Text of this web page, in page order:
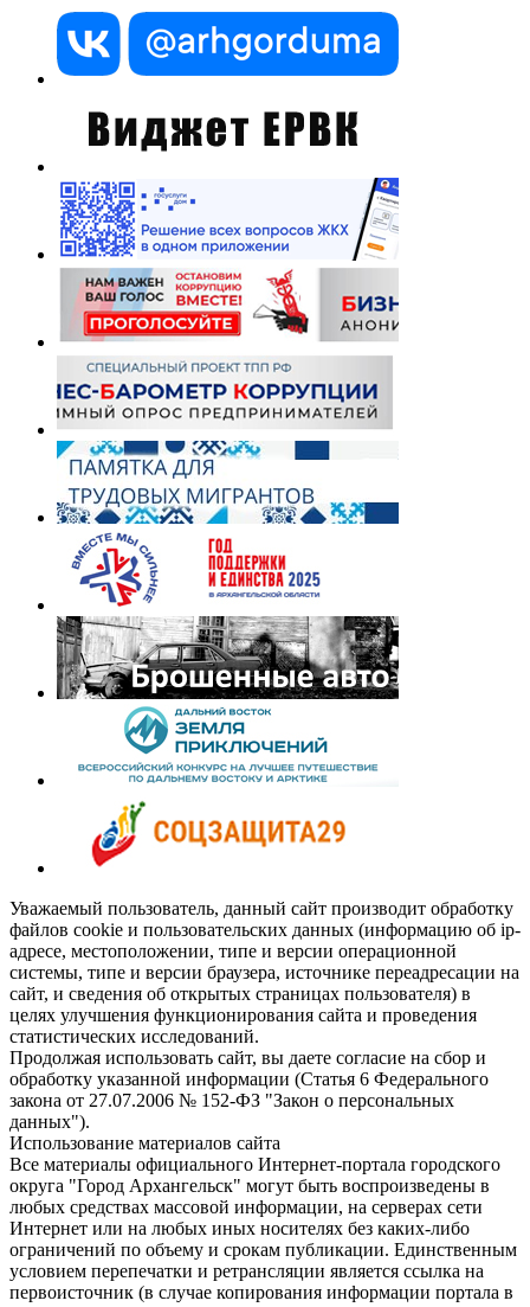
Уважаемый пользователь, данный сайт производит обработку
файлов cookie и пользовательских данных (информацию об ip-
адресе, местоположении, типе и версии операционной
системы, типе и версии браузера, источнике переадресации на
сайт, и сведения об открытых страницах пользователя) в
целях улучшения функционирования сайта и проведения
статистических исследований.
Продолжая использовать сайт, вы даете согласие на сбор и
обработку указанной информации (Статья 6 Федерального
закона от 27.07.2006 № 152-ФЗ "Закон о персональных
данных").
Использование материалов сайта
Все материалы официального Интернет-портала городского
округа "Город Архангельск" могут быть воспроизведены в
любых средствах массовой информации, на серверах сети
Интернет или на любых иных носителях без каких-либо
ограничений по объему и срокам публикации. Единственным
условием перепечатки и ретрансляции является ссылка на
первоисточник (в случае копирования информации портала в